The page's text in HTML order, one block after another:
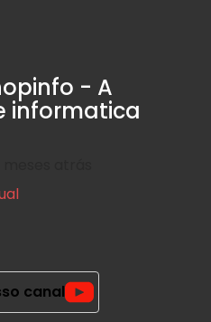
- A
informatica
canal